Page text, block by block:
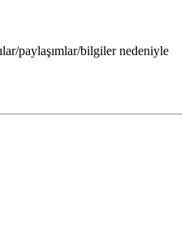
paylaşımlar/bilgiler nedeniyle